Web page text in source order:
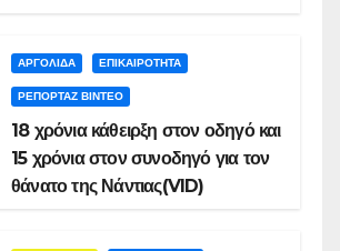
ΑΡΓΟΛΙΔΑ ΕΠΙΚΑΙΡΟΤΗΤΑ
ΡΕΠΟΡΤΑΖ ΒΙΝΤΕΟ
18 χρόνια κάθειρξη στον οδηγό και
15 χρόνια στον συνοδηγό για τον
θάνατο της Νάντιας(VID)